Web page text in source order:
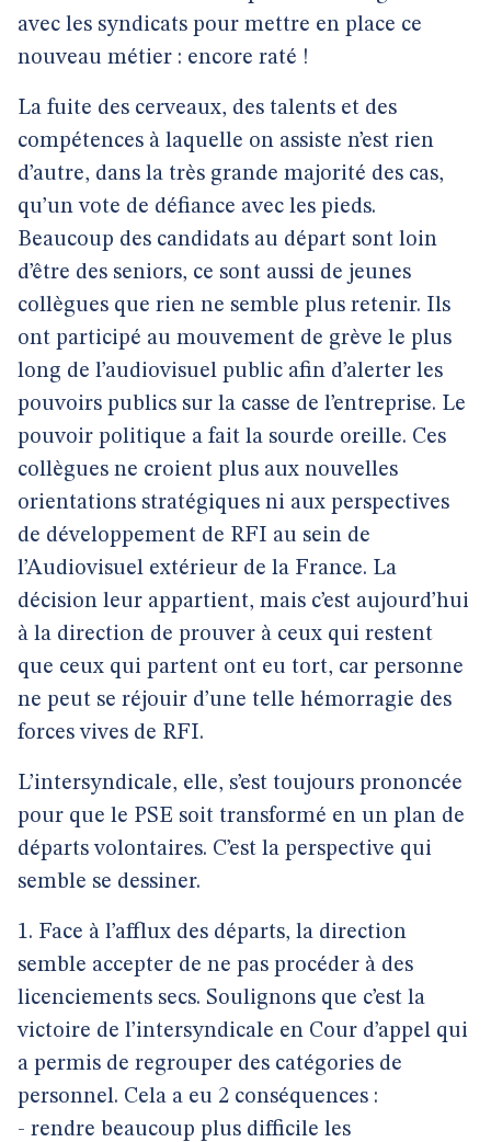
avec les syndicats pour mettre en place ce
nouveau métier : encore raté !
La fuite des cerveaux, des talents et des
compétences à laquelle on assiste n’est rien
d’autre, dans la très grande majorité des cas,
qu’un vote de défiance avec les pieds.
Beaucoup des candidats au départ sont loin
d’être des seniors, ce sont aussi de jeunes
collègues que rien ne semble plus retenir. Ils
ont participé au mouvement de grève le plus
long de l’audiovisuel public afin d’alerter les
pouvoirs publics sur la casse de l’entreprise. Le
pouvoir politique a fait la sourde oreille. Ces
collègues ne croient plus aux nouvelles
orientations stratégiques ni aux perspectives
de développement de RFI au sein de
l’Audiovisuel extérieur de la France. La
décision leur appartient, mais c’est aujourd’hui
à la direction de prouver à ceux qui restent
que ceux qui partent ont eu tort, car personne
ne peut se réjouir d’une telle hémorragie des
forces vives de RFI.
L’intersyndicale, elle, s’est toujours prononcée
pour que le PSE soit transformé en un plan de
départs volontaires. C’est la perspective qui
semble se dessiner.
1. Face à l’afflux des départs, la direction
semble accepter de ne pas procéder à des
licenciements secs. Soulignons que c’est la
victoire de l’intersyndicale en Cour d’appel qui
a permis de regrouper des catégories de
personnel. Cela a eu 2 conséquences :
- rendre beaucoup plus difficile les